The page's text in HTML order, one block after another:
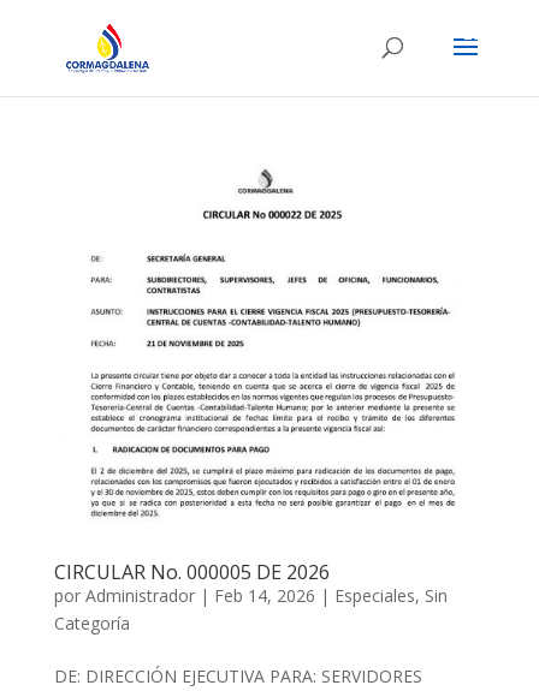
CIRCULAR No. 000005 DE 2026
por Administrador| Feb 14, 2026 | Especiales, Sin
Categoría
DE: DIRECCIÓN EJECUTIVA PARA: SERVIDORES